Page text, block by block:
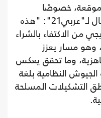
خصوصًا
المرتبطة بالتصنيع العسكري، قال لـ"عربي21": "هذه
من الاكتفاء بالشراء
وهو مسار يعزز
وما تحقق يعكس
النظامية بلغة
التشكيلات المسلحة